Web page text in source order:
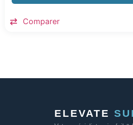
Comparer
ELEVATE